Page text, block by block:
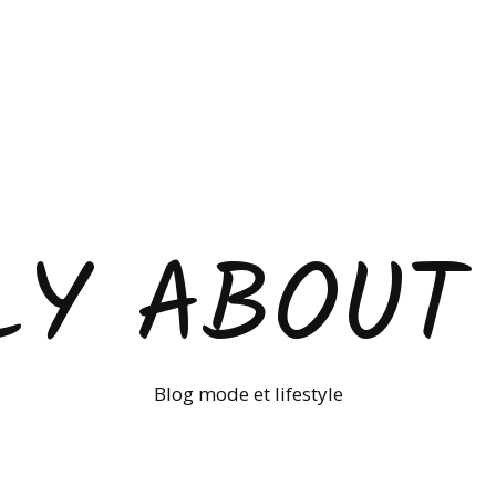
Blog mode et lifestyle